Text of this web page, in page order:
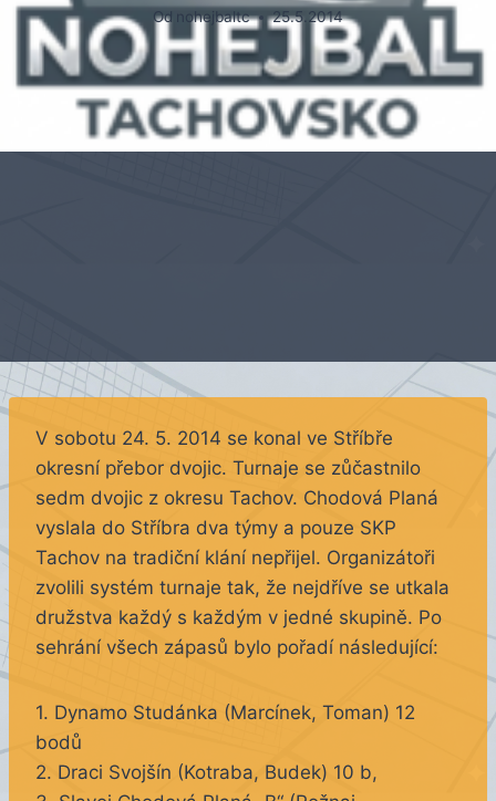
Od nohejbaltc 25.5.2014
V sobotu 24. 5. 2014 se konal ve Stříbře
okresní přebor dvojic. Turnaje se zůčastnilo
sedm dvojic z okresu Tachov. Chodová Planá
vyslala do Stříbra dva týmy a pouze SKP
Tachov na tradiční klání nepřijel. Organizátoři
zvolili systém turnaje tak, že nejdříve se utkala
družstva každý s každým v jedné skupině. Po
sehrání všech zápasů bylo pořadí následující:
1. Dynamo Studánka (Marcínek, Toman) 12
bodů
2. Draci Svojšín (Kotraba, Budek) 10 b,